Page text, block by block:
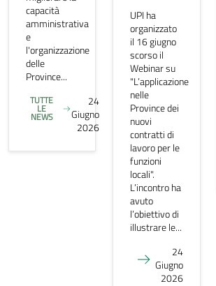
capacità
amministrativa
e
l'organizzazione
delle
Province...
TUTTE
LE
NEWS
24
Giugno
2026
UPI ha
organizzato
il 16 giugno
scorso il
Webinar su
"L’applicazione
nelle
Province dei
nuovi
contratti di
lavoro per le
funzioni
locali".
L’incontro ha
avuto
l’obiettivo di
illustrare le...
24
Giugno
2026